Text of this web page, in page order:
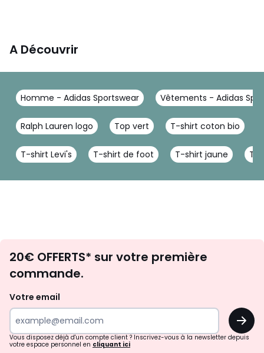
A Découvrir
Homme - Adidas Sportswear Vêtements - Adidas
Ralph Lauren logo Top vert T-shirt coton bio
T-shirt Levi's T-shirt de foot T-shirt jaune T-
d'inspirations
surprises?
20€ OFFERTS* sur votre première
commande.
Votre email
OK
Vous disposez déjà d'un compte client ? Inscrivez-vous à la newsletter depuis
votre espace personnel en cliquant ici